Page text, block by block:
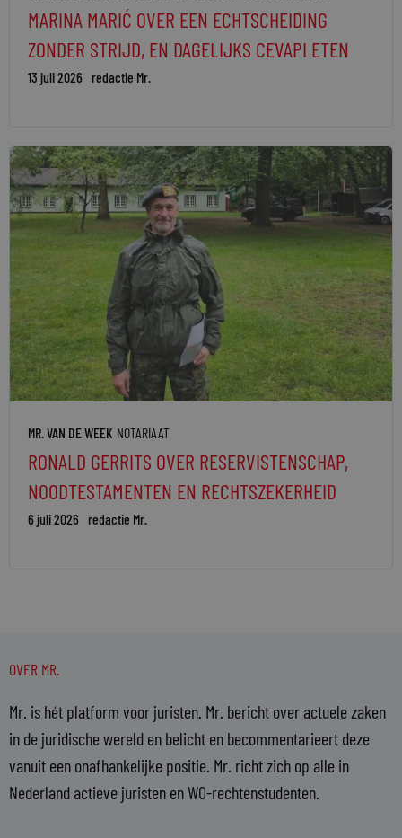
MARINA MARIĆ OVER EEN ECHTSCHEIDING
ZONDER STRIJD, EN DAGELIJKS CEVAPI ETEN
13 juli 2026 redactie Mr.
MR. VAN DE WEEK NOTARIAAT
RONALD GERRITS OVER RESERVISTENSCHAP,
NOODTESTAMENTEN EN RECHTSZEKERHEID
6 juli 2026 redactie Mr.
OVER MR.
Mr. is hét platform voor juristen. Mr. bericht over actuele zaken
in de juridische wereld en belicht en becommentarieert deze
vanuit een onafhankelijke positie. Mr. richt zich op alle in
Nederland actieve juristen en WO-rechtenstudenten.